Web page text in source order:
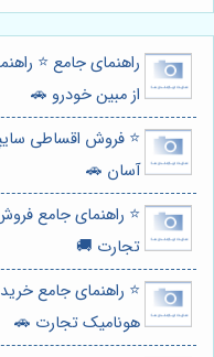
راهنمای جامع ⭐️
از مبین خودرو 🚗
⭐️ فروش اقساطی
آسان 🚗
⭐️ راهنمای جامع
تجارت 🚚
⭐️ راهنمای جامع
هونامیک تجارت 🚗